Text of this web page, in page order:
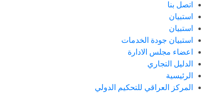
اتصل بنا
استبيان
استبيان
استبيان جودة الخدمات
اعضاء مجلس الادارة
الدليل التجاري
الرئيسية
المركز العراقي للتحكيم الدولي